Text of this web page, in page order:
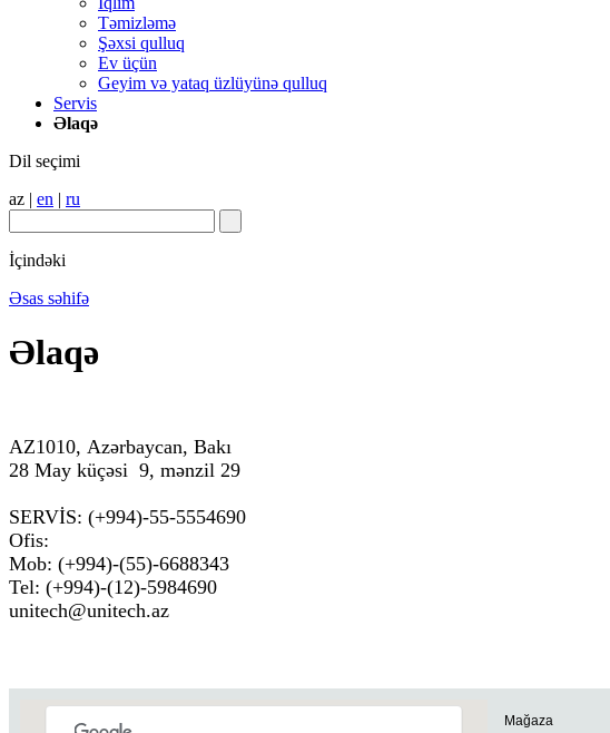
Təmizləmə
Şəxsi qulluq
Ev üçün
Geyim və yataq üzlüyünə qulluq
Servis
Əlaqə
Dil seçimi
az | en | ru
İçindəki
Əsas səhifə
Əlaqə
AZ1010, Azərbaycan, Bakı
28 May küçəsi 9, mənzil 29
SERVİS: (+994)-55-5554690
Ofis:
Mob: (+994)-(55)-6688343
Tel: (+994)-(12)-5984690
unitech@unitech.az